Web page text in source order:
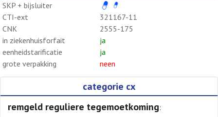
SKP + bijsluiter
CTI-ext
321167-11
CNK
2555-175
in ziekenhuisforfait
ja
eenheidstarificatie
ja
grote verpakking
neen
categorie cx
remgeld reguliere tegemoetkoming: